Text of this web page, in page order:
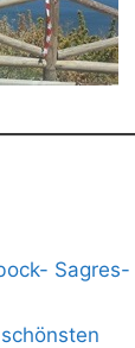
Sagres-